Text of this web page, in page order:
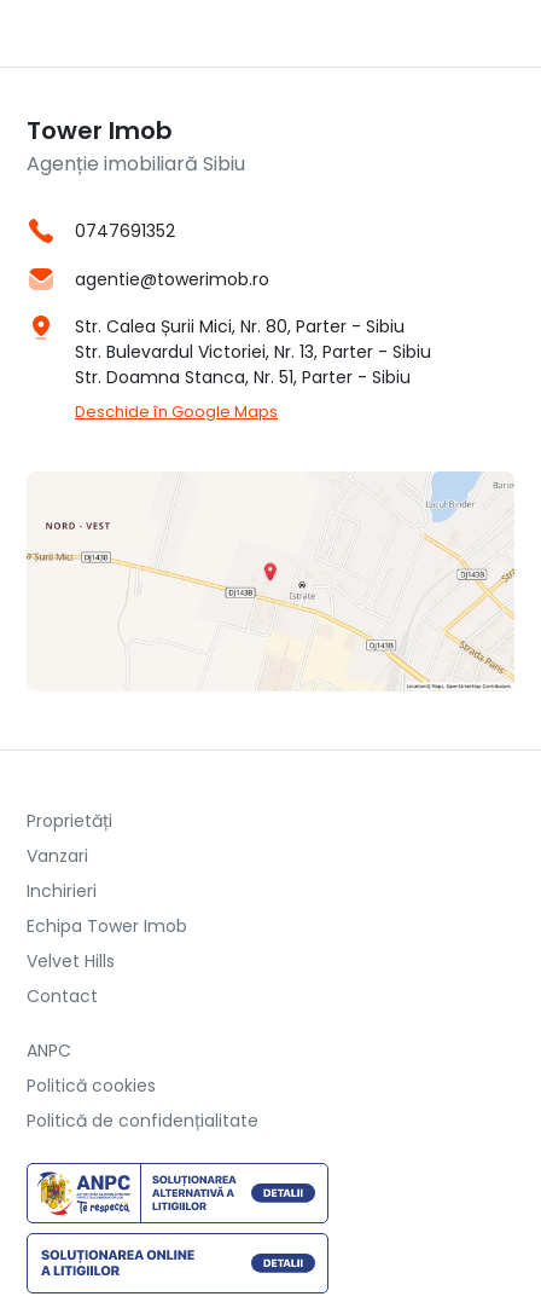
Tower Imob
Agenție imobiliară Sibiu
0747691352
agentie@towerimob.ro
Str. Calea Șurii Mici, Nr. 80, Parter - Sibiu
Str. Bulevardul Victoriei, Nr. 13, Parter - Sibiu
Str. Doamna Stanca, Nr. 51, Parter - Sibiu
Deschide în Google Maps
Proprietăți
Vanzari
Inchirieri
Echipa Tower Imob
Velvet Hills
Contact
ANPC
Politică cookies
Politică de confidențialitate